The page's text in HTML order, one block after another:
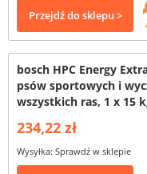
Przejdź do sklepu >
bosch HPC Energy
psów sportowych i
wszystkich ras, 1 x 15
234,22 zł
Wysyłka: Sprawdź w sklepie